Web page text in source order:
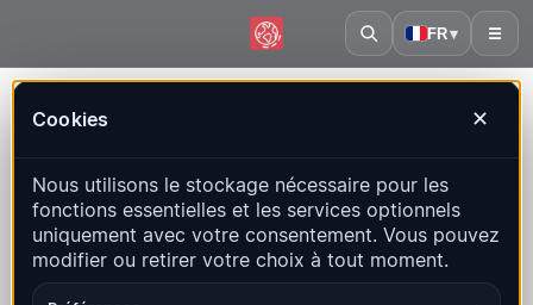
FR▾ ☰
Cookies ✕
Nous utilisons le stockage nécessaire pour les
fonctions essentielles et les services optionnels
uniquement avec votre consentement. Vous pouvez
modifier ou retirer votre choix à tout moment.
Carte en direct, statistiques et événements récents
Ouvrir la carte historique Derniers dans ce pays
Aperçu